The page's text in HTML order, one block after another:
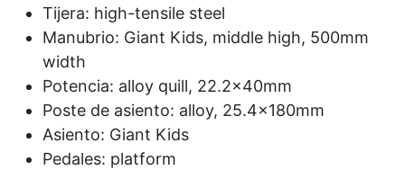
Tijera: high-tensile steel
Manubrio: Giant Kids, middle high, 500mm
width
Potencia: alloy quill, 22.2x40mm
Poste de asiento: alloy, 25.4x180mm
Asiento: Giant Kids
Pedales: platform